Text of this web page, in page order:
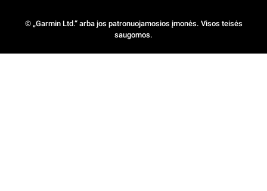
© „Garmin Ltd.“ arba jos patronuojamosios įmonės. Visos teisės
saugomos.